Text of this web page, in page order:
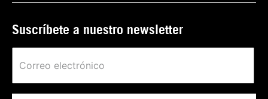
Suscríbete a nuestro newsletter